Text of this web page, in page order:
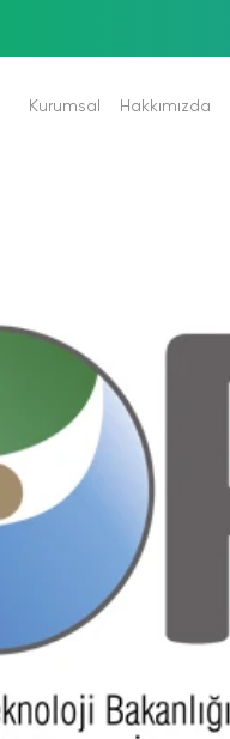
Kurumsal
Kimlik
Standartları
Sistemleri Politikası
Hakkımızda